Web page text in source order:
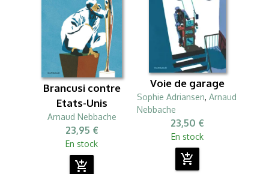
Brancusi contre
Etats-Unis
Arnaud Nebbache
23,95 €
En stock
add_shopping_cart
Voie de garage
Sophie Adriansen, Arnaud
Nebbache
23,50 €
En stock
add_shopping_cart